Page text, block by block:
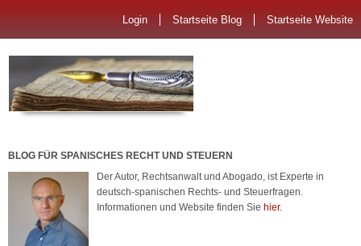
Login Startseite Blog Startseite Website
BLOG FÜR SPANISCHES RECHT UND STEUERN
Der Autor, Rechtsanwalt und Abogado, ist Experte in
deutsch-spanischen Rechts- und Steuerfragen.
Informationen und Website finden Sie hier.